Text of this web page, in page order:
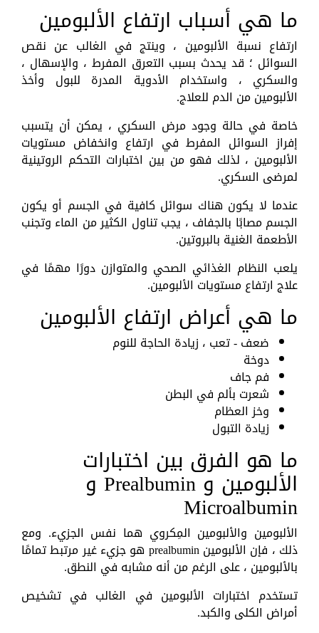
ما هي أسباب ارتفاع الألبومين
ارتفاع نسبة الألبومين ، وينتج في الغالب عن نقص
السوائل ؛ قد يحدث بسبب التعرق المفرط ، والإسهال ،
والسكري ، واستخدام الأدوية المدرة للبول وأخذ
الألبومين من الدم للعلاج.
خاصة في حالة وجود مرض السكري ، يمكن أن يتسبب
إفراز السوائل المفرط في ارتفاع وانخفاض مستويات
الألبومين ، لذلك فهو من بين اختبارات التحكم الروتينية
لمرضى السكري.
عندما لا يكون هناك سوائل كافية في الجسم أو يكون
الجسم مصابًا بالجفاف ، يجب تناول الكثير من الماء وتجنب
الأطعمة الغنية بالبروتين.
يلعب النظام الغذائي الصحي والمتوازن دورًا مهمًا في
علاج ارتفاع مستويات الألبومين.
ما هي أعراض ارتفاع الألبومين
ضعف - تعب ، زيادة الحاجة للنوم
دوخة
فم جاف
شعرت بألم في البطن
وخز العظام
زيادة التبول
ما هو الفرق بين اختبارات
الألبومين و Prealbumin و
Microalbumin
الألبومين والألبومين المِكروي هما نفس الجزيء. ومع
ذلك ، فإن الألبومين prealbumin هو جزيء غير مرتبط تمامًا
بالألبومين ، على الرغم من أنه مشابه في النطق.
تستخدم اختبارات الألبومين في الغالب في تشخيص
أمراض الكلى والكبد.